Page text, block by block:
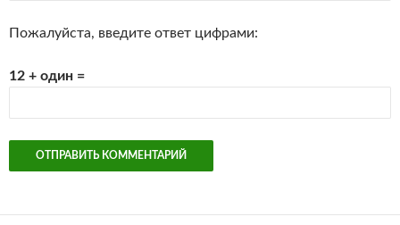
Пожалуйста, введите ответ цифрами:
12 + один =